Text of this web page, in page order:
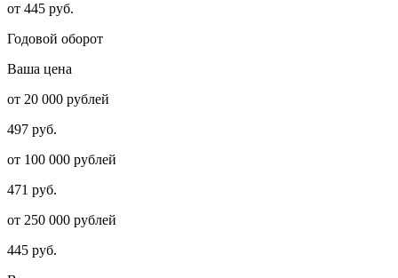
от 445 руб.
Годовой оборот
Ваша цена
от 20 000 рублей
497 руб.
от 100 000 рублей
471 руб.
от 250 000 рублей
445 руб.